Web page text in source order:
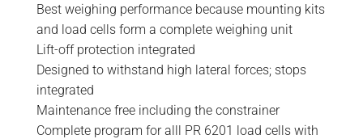
Best weighing performance because mounting kits
and load cells form a complete weighing unit
Lift-off protection integrated
Designed to withstand high lateral forces; stops
integrated
Maintenance free including the constrainer
Complete program for alll PR 6201 load cells with